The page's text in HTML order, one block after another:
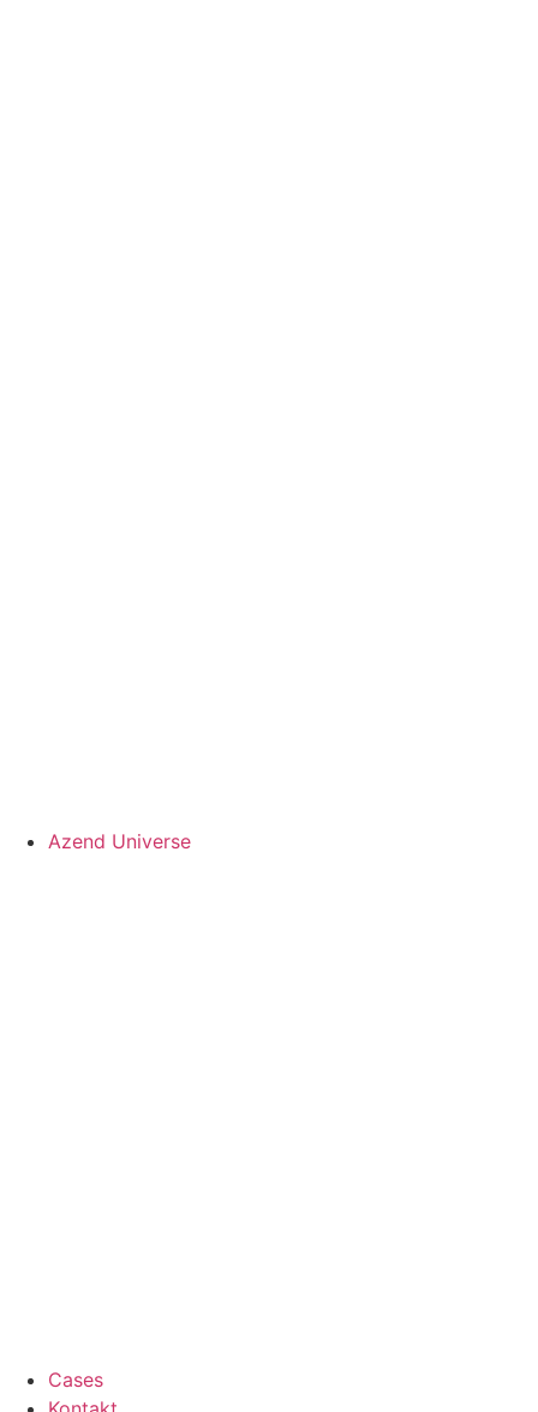
Azend Universe
Cases